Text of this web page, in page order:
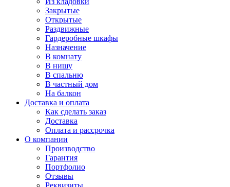
Закрытые
Открытые
Раздвижные
Гардеробные шкафы
Назначение
В комнату
В нишу
В спальню
В частный дом
На балкон
Доставка и оплата
Как сделать заказ
Доставка
Оплата и рассрочка
О компании
Производство
Гарантия
Портфолио
Отзывы
Реквизиты